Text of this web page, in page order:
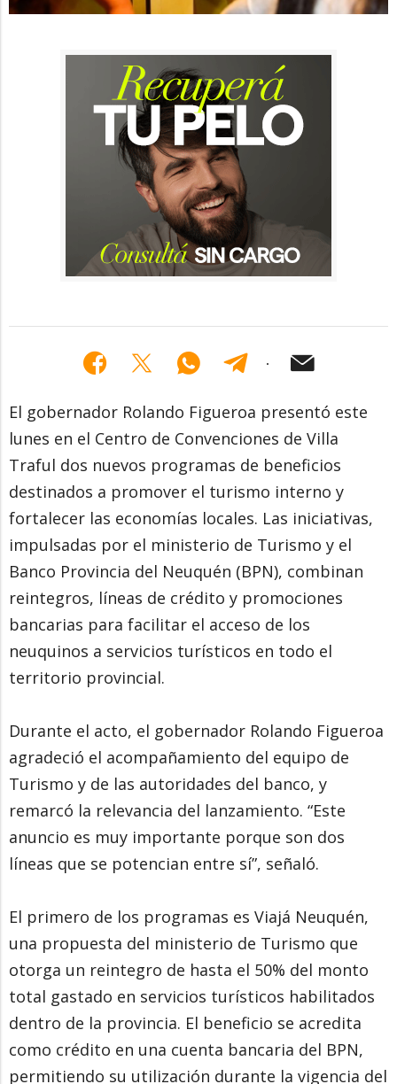
El gobernador Rolando Figueroa presentó este
lunes en el Centro de Convenciones de Villa
Traful dos nuevos programas de beneficios
destinados a promover el turismo interno y
fortalecer las economías locales. Las iniciativas,
impulsadas por el ministerio de Turismo y el
Banco Provincia del Neuquén (BPN), combinan
reintegros, líneas de crédito y promociones
bancarias para facilitar el acceso de los
neuquinos a servicios turísticos en todo el
territorio provincial.
Durante el acto, el gobernador Rolando Figueroa
agradeció el acompañamiento del equipo de
Turismo y de las autoridades del banco, y
remarcó la relevancia del lanzamiento. “Este
anuncio es muy importante porque son dos
líneas que se potencian entre sí”, señaló.
El primero de los programas es Viajá Neuquén,
una propuesta del ministerio de Turismo que
otorga un reintegro de hasta el 50% del monto
total gastado en servicios turísticos habilitados
dentro de la provincia. El beneficio se acredita
como crédito en una cuenta bancaria del BPN,
permitiendo su utilización durante la vigencia del